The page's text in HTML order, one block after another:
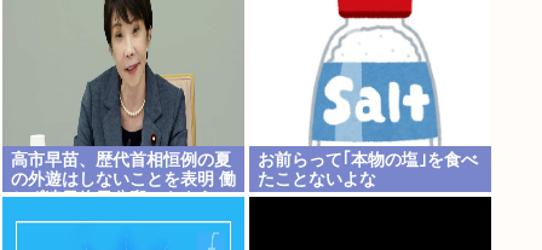
高市早苗、歴代首相恒例の夏
の外遊はしないことを表明 働
かず連日終日公邸のもよう
お前らって｢本物の塩｣を食べ
たことないよな